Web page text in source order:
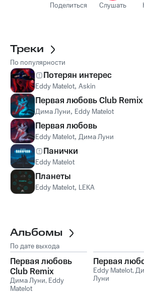
Поделиться Слушать
Треки
По популярности
Потерян интерес
Eddy Matelot, Askin
Первая любовь Club Remix
Дима Луни, Eddy Matelot
Первая любовь
Eddy Matelot, Дима Луни
Панички
Eddy Matelot
Планеты
Eddy Matelot, LEKA
Альбомы
По дате выхода
Первая любовь
Club Remix
Дима Луни, Eddy
Matelot
Первая
Eddy Matelot,
Луни